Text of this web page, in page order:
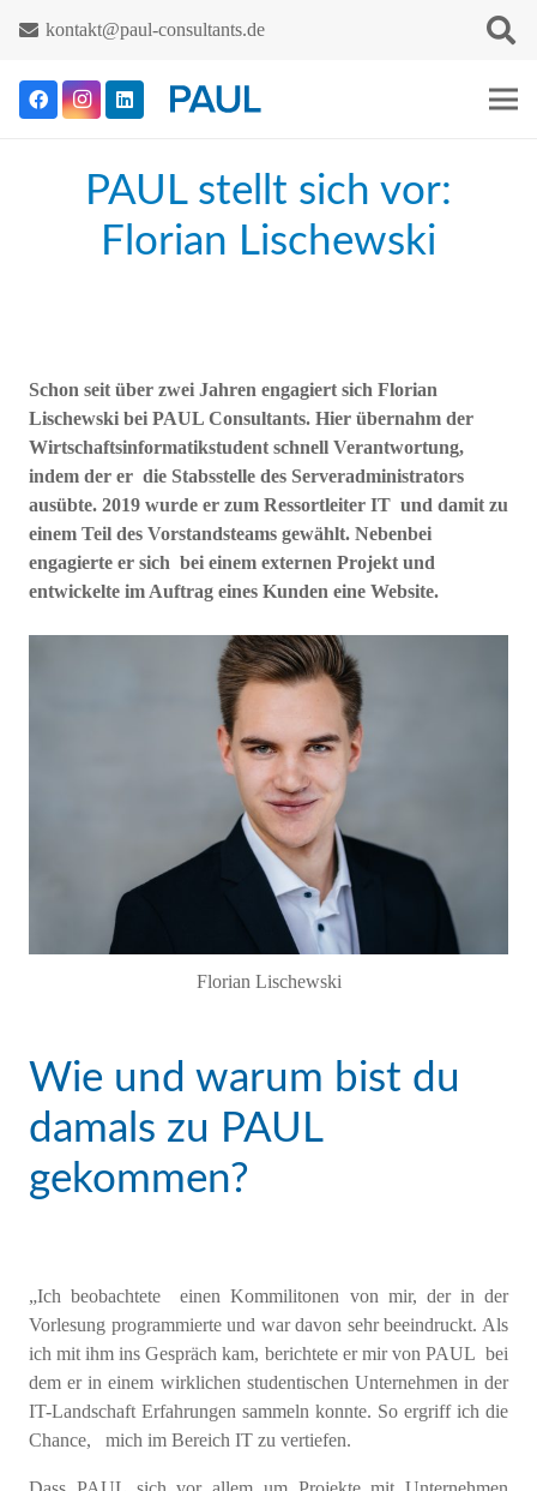
kontakt@paul-consultants.de
PAUL stellt sich vor:
Florian Lischewski
Schon seit über zwei Jahren engagiert sich Florian
Lischewski bei PAUL Consultants. Hier übernahm der
Wirtschaftsinformatikstudent schnell Verantwortung,
indem der er die Stabsstelle des Serveradministrators
ausübte. 2019 wurde er zum Ressortleiter IT und damit zu
einem Teil des Vorstandsteams gewählt. Nebenbei
engagierte er sich bei einem externen Projekt und
entwickelte im Auftrag eines Kunden eine Website.
Florian Lischewski
Wie und warum bist du
damals zu PAUL
gekommen?
„Ich beobachtete einen Kommilitonen von mir, der in der
Vorlesung programmierte und war davon sehr beeindruckt. Als
ich mit ihm ins Gespräch kam, berichtete er mir von PAUL bei
dem er in einem wirklichen studentischen Unternehmen in der
IT-Landschaft Erfahrungen sammeln konnte. So ergriff ich die
Chance, mich im Bereich IT zu vertiefen.